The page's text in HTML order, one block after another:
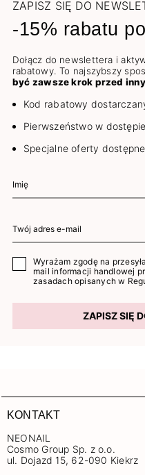
ZAPISZ SIĘ DO
-15% rabatu
Dołącz do newslettera i
rabatowy. To najszybszy
być zawsze krok przed
Kod rabatowy
Pierwszeństwo w
Specjalne oferty
Wyrażam zgodę na
mail informacji handlowej
zasadach opisanych w
ZAPISZ SIĘ
KONTAKT
NEONAIL
Cosmo Group Sp. z o.o.
ul. Dojazd 15, 62-090 Kiekrz